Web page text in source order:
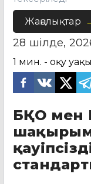
Жаңалықтар
28 шілде,
1 мин. - оқу
БҚО мен